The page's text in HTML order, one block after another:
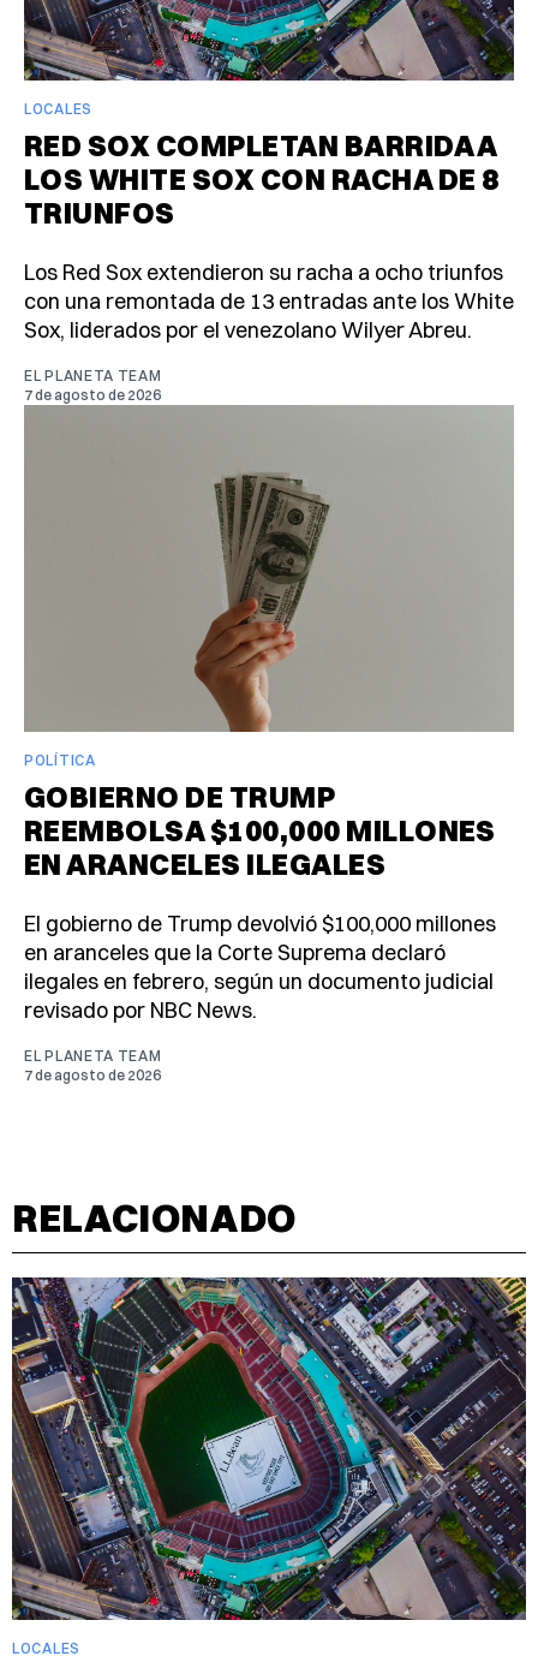
LOCALES
RED SOX COMPLETAN BARRIDA A
LOS WHITE SOX CON RACHA DE 8
TRIUNFOS
Los Red Sox extendieron su racha a ocho triunfos
con una remontada de 13 entradas ante los White
Sox, liderados por el venezolano Wilyer Abreu.
EL PLANETA TEAM
7 de agosto de 2026
POLÍTICA
GOBIERNO DE TRUMP
REEMBOLSA $100,000 MILLONES
EN ARANCELES ILEGALES
El gobierno de Trump devolvió $100,000 millones
en aranceles que la Corte Suprema declaró
ilegales en febrero, según un documento judicial
revisado por NBC News.
EL PLANETA TEAM
7 de agosto de 2026
RELACIONADO
LOCALES